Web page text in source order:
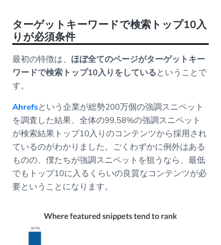
ターゲットキーワードで検索トップ10入
りが必須条件
最初の特徴は、 ほぼ全てのページがターゲットキー
ワードで検索トップ10入りをしているということで
す。
Ahrefsという企業が総勢200万個の強調スニペット
を調査した結果、全体の99.58%の強調スニペット
が検索結果トップ10入りのコンテンツから採用され
ているのがわかりました。ごくわずかに例外はある
ものの、僕たちが強調スニペットを狙うなら、最低
でもトップ10に入るくらいの良質なコンテンツが必
要ということになります。